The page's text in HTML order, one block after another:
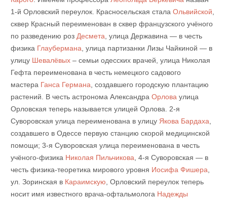
1-й Орловский переулок. Красносельская стала Ольвийской
сквер Красный переименован в сквер французского учёного
по разведению роз Десмета , улица Державина — в честь
физика Глаубермана , улица партизанки Лизы Чайкиной — в
улицу Шевалёвых– семьи одесских врачей, улица Николая
Гефта переименована в честь немецкого садового
мастера Ганса Германа , создавшего городскую плантацию
растений. В честь астронома Александра Орлова улица
Орловская теперь называется улицей Орлова. 2-я
Суворовская улица переименована в улицу Якова Бардаха
создавшего в Одессе первую станцию скорой медицинской
помощи; 3-я Суворовская улица переименована в честь
учёного-физика Николая Пильчикова , 4-я Суворовская — в
честь физика-теоретика мирового уровня Иосифа Фишера
ул. Зоринская в Караимскую , Орловский переулок теперь
носит имя известного врача-офтальмолога Надежды